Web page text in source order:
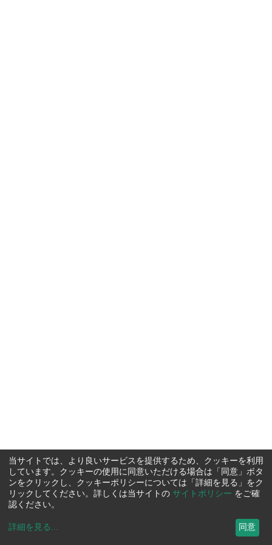
当サイトでは、より良いサービスを提供するため、クッキーを利用
しています。クッキーの使用に同意いただける場合は「同意」ボタ
ンをクリックし、クッキーポリシーについては「詳細を見る」をク
リックしてください。詳しくは当サイトの サイトポリシー をご確
認ください。
詳細を見る ... 同意